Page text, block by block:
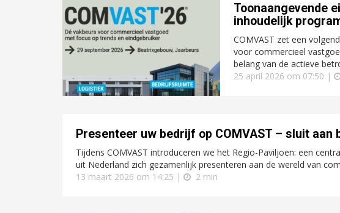
Toonaangevende
inhoudelijk
COMVAST zet een
voor commercieel
belang van de actieve
25 april 2026 om 07:50 |
Presenteer uw bedrijf op COMVAST – sluit aan
Tijdens COMVAST introduceren we het Regio-Paviljoen: een
uit Nederland zich gezamenlijk presenteren aan de wereld van
13 maart 2026 om 14:25 |
2 min